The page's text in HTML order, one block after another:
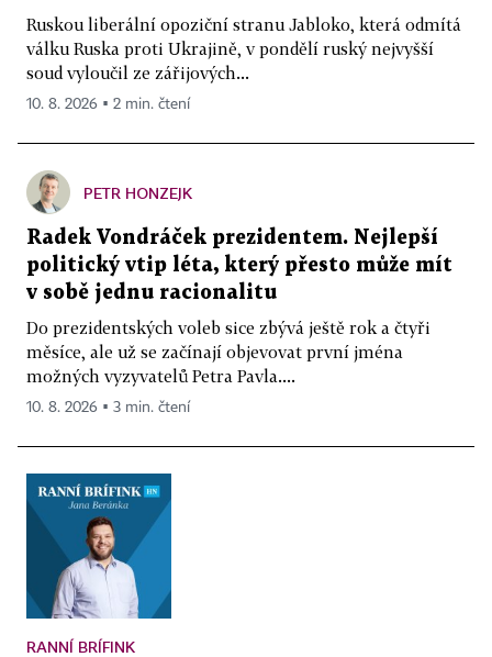
Ruskou liberální opoziční stranu Jabloko, která odmítá
válku Ruska proti Ukrajině, v pondělí ruský nejvyšší
soud vyloučil ze zářijových...
10. 8. 2026 ▪ 2 min. čtení
PETR HONZEJK
Radek Vondráček prezidentem. Nejlepší
politický vtip léta, který přesto může mít
v sobě jednu racionalitu
Do prezidentských voleb sice zbývá ještě rok a čtyři
měsíce, ale už se začínají objevovat první jména
možných vyzyvatelů Petra Pavla....
10. 8. 2026 ▪ 3 min. čtení
RANNÍ BRÍFINK